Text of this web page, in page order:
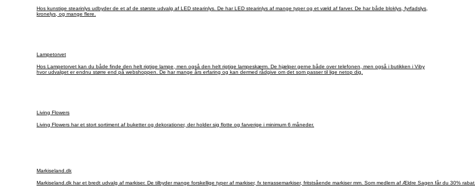
Hos kunstige stearinlys udbyder de et af de største udvalg af LED stearinlys. De har LED stearinlys af mange typer og et væld af farver. De har både bloklys, fyrfadslys,
kronelys, og mange flere.
Lampetorvet
Hos Lampetorvet kan du både finde den helt rigtige lampe, men også den helt rigtige lampeskærm. De hjælper gerne både over telefonen, men også i butikken i Viby
hvor udvalget er endnu større end på webshoppen. De har mange års erfaring og kan dermed rådgive om det som passer til lige netop dig.
Living Flowers
Living Flowers har et stort sortiment af buketter og dekorationer, der holder sig flotte og farverige i minimum 6 måneder.
Markiseland.dk
Markiseland.dk har et bredt udvalg af markiser. De tilbyder mange forskellige typer af markiser, fx terrassemarkiser, fritstsående markiser mm. Som medlem af Ældre Sagen får du 30% rabat.